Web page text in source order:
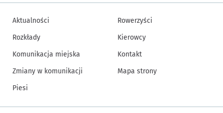
Aktualności
Rozkłady
Komunikacja miejska
Zmiany w komunikacji
Piesi
Rowerzyści
Kierowcy
Kontakt
Mapa strony